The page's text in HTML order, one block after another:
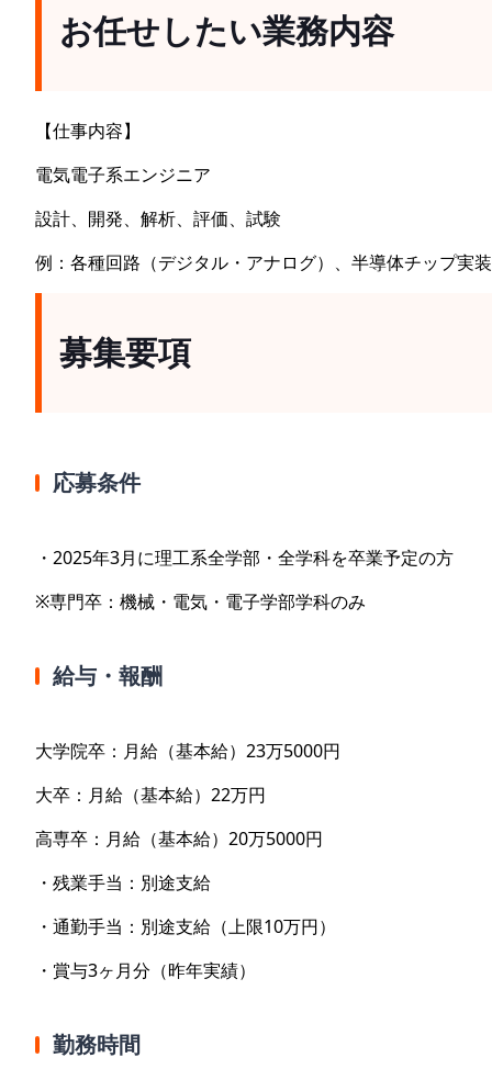
お任せしたい業務内容
【仕事内容】
電気電子系エンジニア
設計、開発、解析、評価、試験
例：各種回路（デジタル・アナログ）、半導体チップ実
募集要項
応募条件
・2025年3月に理工系全学部・全学科を卒業予定の方
※専門卒：機械・電気・電子学部学科のみ
給与・報酬
大学院卒：月給（基本給）23万5000円
大卒：月給（基本給）22万円
高専卒：月給（基本給）20万5000円
・残業手当：別途支給
・通勤手当：別途支給（上限10万円）
・賞与3ヶ月分（昨年実績）
勤務時間